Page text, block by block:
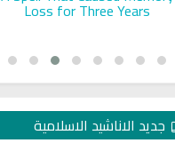
Loss for Three Years
جديد الاناشيد الاسلامية